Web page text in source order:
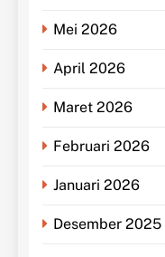
Mei 2026
April 2026
Maret 2026
Februari 2026
Januari 2026
Desember 2025